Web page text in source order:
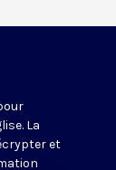
La
et